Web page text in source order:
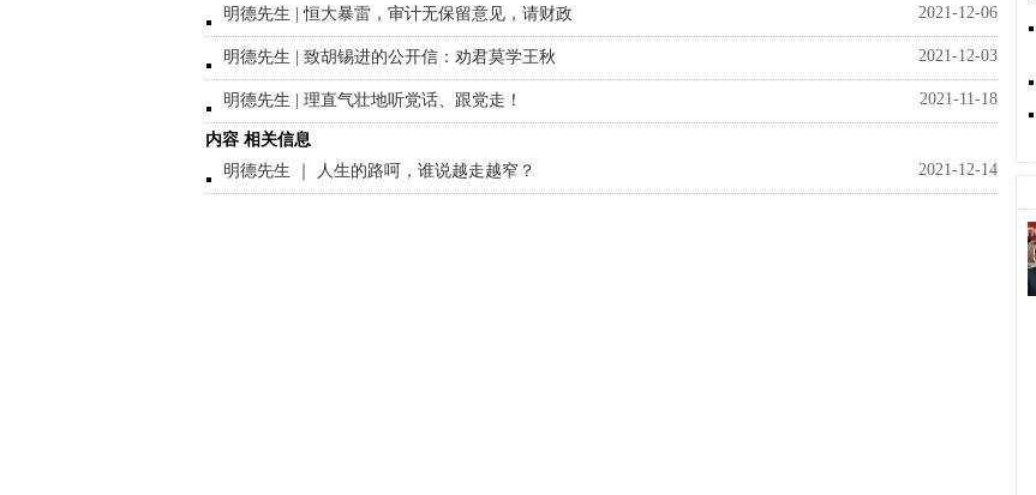
明德先生 | 恒大暴雷，审计无保留意见，请财政 2021-12-06
明德先生 | 致胡锡进的公开信：劝君莫学王秋 2021-12-03
明德先生 | 理直气壮地听党话、跟党走！ 2021-11-18
内容 相关信息
明德先生 ｜ 人生的路呵，谁说越走越窄？
2021-12-14